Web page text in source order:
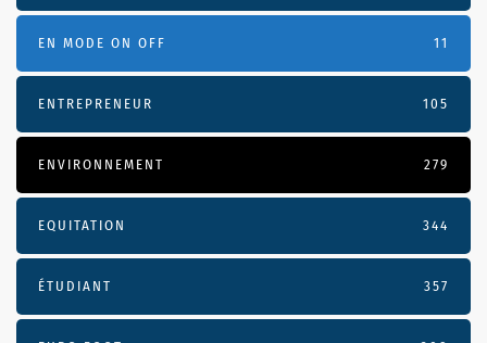
EN MODE ON OFF 11
ENTREPRENEUR 105
ENVIRONNEMENT 279
EQUITATION 344
ÉTUDIANT 357